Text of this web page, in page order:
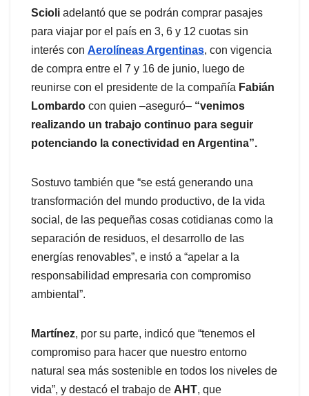
Scioli adelantó que se podrán comprar pasajes
para viajar por el país en 3, 6 y 12 cuotas sin
interés con Aerolíneas Argentinas, con vigencia
de compra entre el 7 y 16 de junio, luego de
reunirse con el presidente de la compañía Fabián
Lombardo con quien –aseguró– “venimos
realizando un trabajo continuo para seguir
potenciando la conectividad en Argentina”.
Sostuvo también que “se está generando una
transformación del mundo productivo, de la vida
social, de las pequeñas cosas cotidianas como la
separación de residuos, el desarrollo de las
energías renovables”, e instó a “apelar a la
responsabilidad empresaria con compromiso
ambiental”.
Martínez, por su parte, indicó que “tenemos el
compromiso para hacer que nuestro entorno
natural sea más sostenible en todos los niveles de
vida”, y destacó el trabajo de AHT, que